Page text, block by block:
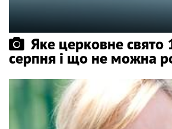
Яке церковне свято
серпня і що не можна